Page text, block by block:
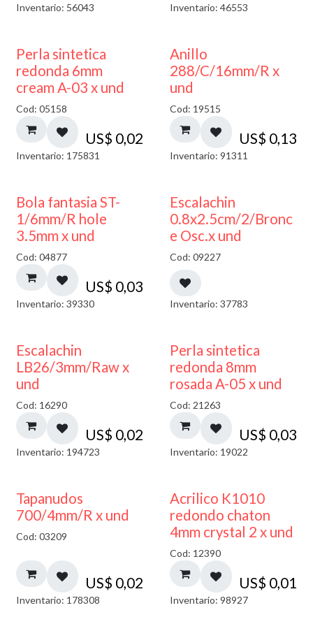
Inventario: 56043 Inventario: 46553
Perla sintetica
redonda 6mm
cream A-03 x und
Cod: 05158
US$ 0,02
Inventario: 175831
Anillo
288/C/16mm/R x
und
Cod: 19515
US$ 0,13
Inventario: 91311
Bola fantasia ST-
1/6mm/R hole
3.5mm x und
Cod: 04877
US$ 0,03
Inventario: 39330
Escalachin
0.8x2.5cm/2/Bronc
e Osc.x und
Cod: 09227
Inventario: 37783
Escalachin
LB26/3mm/Raw x
und
Cod: 16290
US$ 0,02
Inventario: 194723
Perla sintetica
redonda 8mm
rosada A-05 x und
Cod: 21263
US$ 0,03
Inventario: 19022
Tapanudos
700/4mm/R x und
Cod: 03209
US$ 0,02
Inventario: 178308
50% DESCUENTO
Acrilico K1010
redondo chaton
4mm crystal 2 x und
Cod: 12390
US$ 0,01
Inventario: 98927